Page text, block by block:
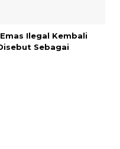
Ilegal Kembali
Sebagai